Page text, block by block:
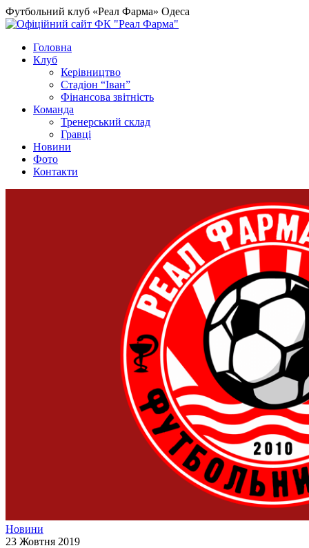
Футбольний клуб «Реал Фарма» Одеса
Головна
Клуб
Керівництво
Стадіон “Іван”
Фінансова звітність
Команда
Тренерський склад
Гравці
Новини
Фото
Контакти
Новини
23 Жовтня 2019